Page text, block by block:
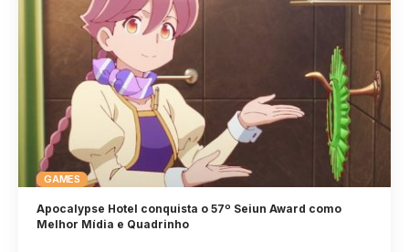
GAMES
Apocalypse Hotel conquista o 57º Seiun Award como
Melhor Mídia e Quadrinho